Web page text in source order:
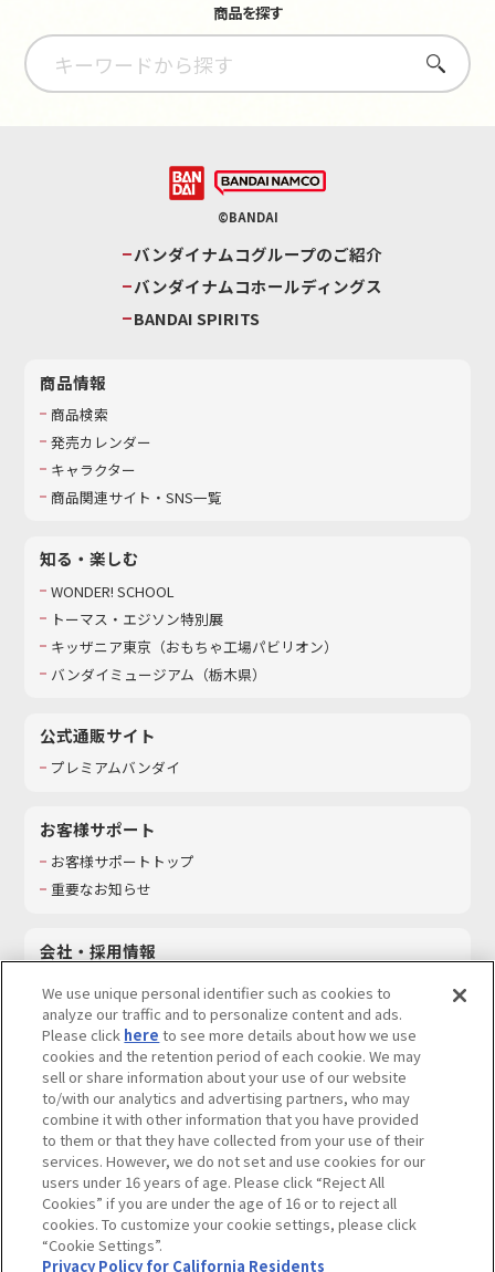
商品を探す
さがす
©BANDAI
バンダイナムコグループのご紹介
バンダイナムコホールディングス
BANDAI SPIRITS
商品情報
商品検索
発売カレンダー
キャラクター
商品関連サイト・SNS一覧
知る・楽しむ
WONDER! SCHOOL
トーマス・エジソン特別展
キッザニア東京（おもちゃ工場パビリオン）​
バンダイミュージアム（栃木県）
公式通販サイト
プレミアムバンダイ
お客様サポート
お客様サポートトップ
重要なお知らせ
会社・採用情報
採用情報
サステナビリティ
お問い合わせ
ウェブサイトご利用条件 ソーシャルメディアポリシー
個人情報及び特定個人情報等の取り扱いに関する保護方針
Do Not Sell or Share My Personal Information著作権・商標について
カスタマーハラスメントに対する基本的な対応方針
We use unique personal identifier such as cookies to
analyze our traffic and to personalize content and ads.
Please click here to see more details about how we use
cookies and the retention period of each cookie. We may
sell or share information about your use of our website
to/with our analytics and advertising partners, who may
combine it with other information that you have provided
to them or that they have collected from your use of their
services. However, we do not set and use cookies for our
users under 16 years of age. Please click “Reject All
Cookies” if you are under the age of 16 or to reject all
cookies. To customize your cookie settings, please click
“Cookie Settings”.
Privacy Policy for California Residents